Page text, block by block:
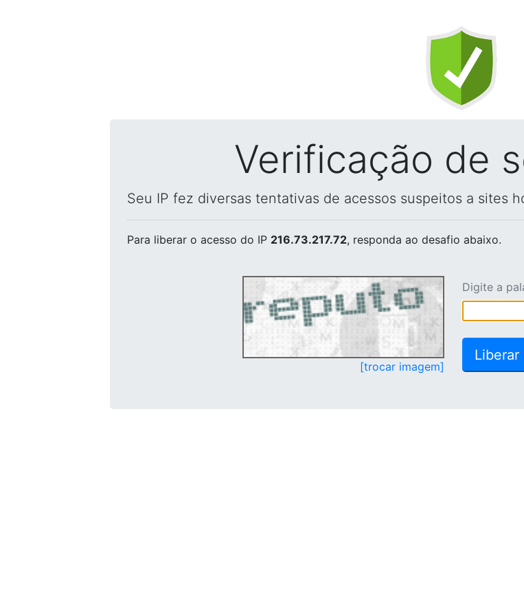
Verificação de
Seu IP fez diversas tentativas de acessos suspeitos a sites
Para liberar o acesso do IP 216.73.217.72, responda ao desafio abaixo.
[trocar imagem]
Digite a